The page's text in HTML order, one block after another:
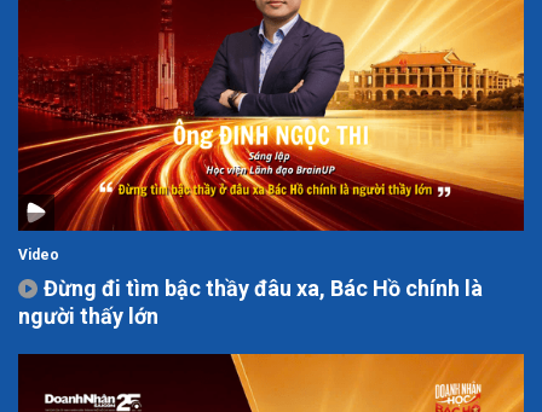
Video
Đừng đi tìm bậc thầy đâu xa, Bác Hồ chính là
người thấy lớn